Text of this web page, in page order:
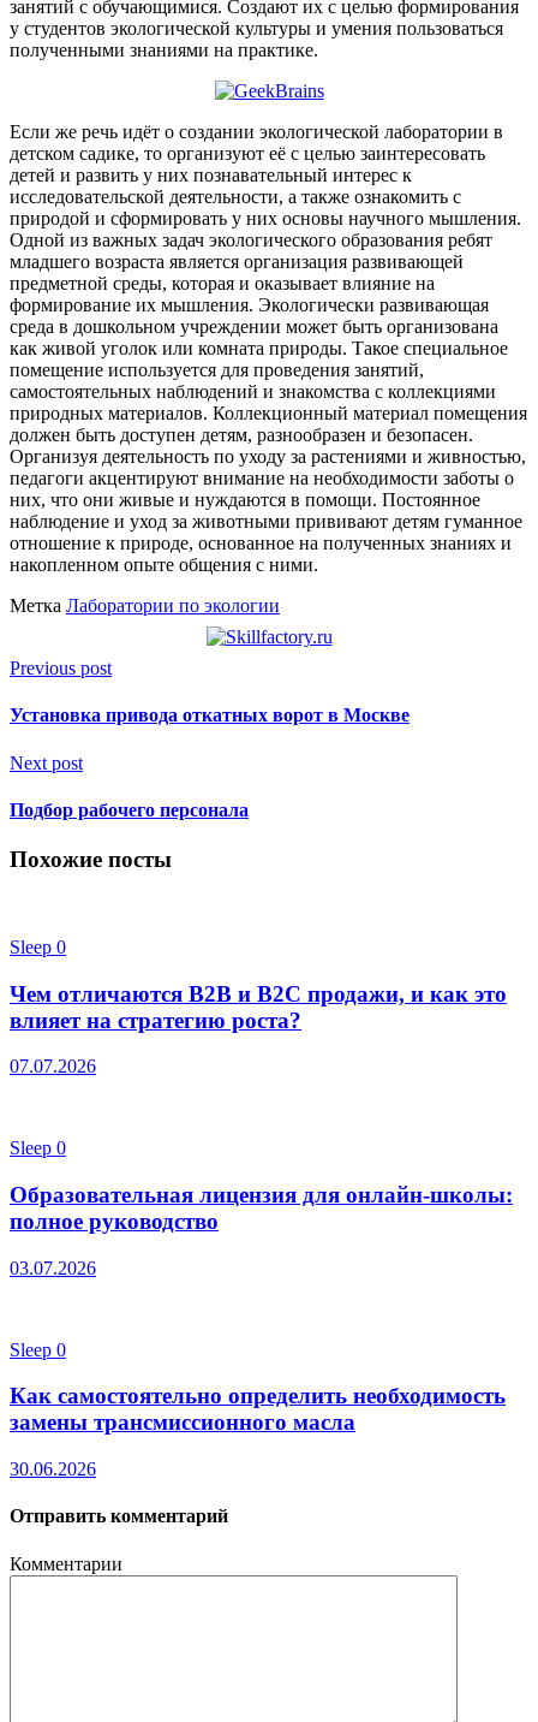
занятий с обучающимися. Создают их с целью формирования
у студентов экологической культуры и умения пользоваться
полученными знаниями на практике.
Если же речь идёт о создании экологической лаборатории в
детском садике, то организуют её с целью заинтересовать
детей и развить у них познавательный интерес к
исследовательской деятельности, а также ознакомить с
природой и сформировать у них основы научного мышления.
Одной из важных задач экологического образования ребят
младшего возраста является организация развивающей
предметной среды, которая и оказывает влияние на
формирование их мышления. Экологически развивающая
среда в дошкольном учреждении может быть организована
как живой уголок или комната природы. Такое специальное
помещение используется для проведения занятий,
самостоятельных наблюдений и знакомства с коллекциями
природных материалов. Коллекционный материал помещения
должен быть доступен детям, разнообразен и безопасен.
Организуя деятельность по уходу за растениями и живностью,
педагоги акцентируют внимание на необходимости заботы о
них, что они живые и нуждаются в помощи. Постоянное
наблюдение и уход за животными прививают детям гуманное
отношение к природе, основанное на полученных знаниях и
накопленном опыте общения с ними.
Метка Лаборатории по экологии
Previous post
Установка привода откатных ворот в Москве
Next post
Подбор рабочего персонала
Похожие посты
Sleep 0
Чем отличаются B2B и B2C продажи, и как это
влияет на стратегию роста?
07.07.2026
Sleep 0
Образовательная лицензия для онлайн-школы:
полное руководство
03.07.2026
Sleep 0
Как самостоятельно определить необходимость
замены трансмиссионного масла
30.06.2026
Отправить комментарий
Комментарии